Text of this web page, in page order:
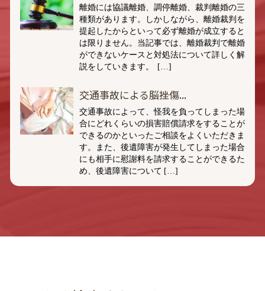
離婚には協議離婚、調停離婚、裁判離婚の三
種類があります。しかしながら、離婚裁判を
提起したからといって必ず離婚が成立すると
は限りません。当記事では、離婚裁判で離婚
ができないケースと対処法について詳しく解
説をしていきます。 […]
交通事故による脳挫傷...
交通事故によって、怪我を負ってしまった場
合にどれくらいの損害賠償請求をすることが
できるのかといったご相談をよくいただきま
す。また、後遺障害が発生してしまった場合
にも相手に慰謝料を請求することができるた
め、後遺障害について […]